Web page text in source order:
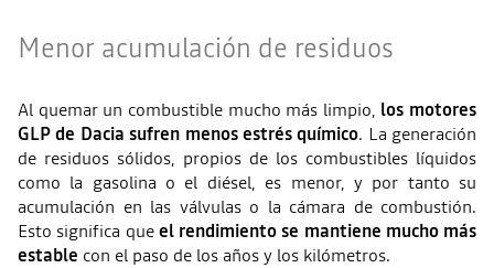
Menor acumulación de residuos
Al quemar un combustible mucho más limpio, los motores
GLP de Dacia sufren menos estrés químico. La generación
de residuos sólidos, propios de los combustibles líquidos
como la gasolina o el diésel, es menor, y por tanto su
acumulación en las válvulas o la cámara de combustión.
Esto significa queel rendimiento se mantiene mucho más
estable con el paso de los años y los kilómetros.